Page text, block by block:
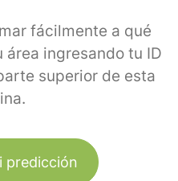
fácilmente a qué
área ingresando tu ID
superior de esta
predicción